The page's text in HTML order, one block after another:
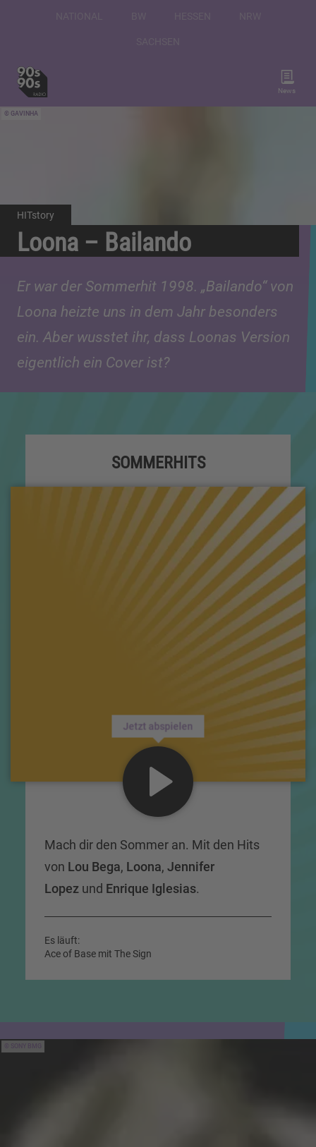
News
GAVINHA
HITstory
Loona – Bailando
Er war der Sommerhit 1998. „Bailando“ von
Loona heizte uns in dem Jahr besonders
ein. Aber wusstet ihr, dass Loonas Version
eigentlich ein Cover ist?
SOMMERHITS
Jetzt abspielen
Mach dir den Sommer an. Mit den Hits
von Lou Bega, Loona, Jennifer
Lopez und Enrique Iglesias.
Es läuft:
Ace of Base mit The Sign
SONY BMG